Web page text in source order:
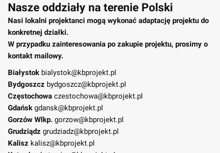
Nasze oddziały na terenie Polski
Nasi lokalni projektanci mogą wykonać adaptację projektu do
konkretnej działki.
W przypadku zainteresowania po zakupie projektu, prosimy o
kontakt mailowy.
Białystok bialystok@kbprojekt.pl
Bydgoszcz bydgoszcz@kbprojekt.pl
Częstochowa czestochowa@kbprojekt.pl
Gdańsk gdansk@kbprojekt.pl
Gorzów Wlkp. gorzow@kbprojekt.pl
Grudziądz grudziadz@kbprojekt.pl
Kalisz kalisz@kbprojekt.pl